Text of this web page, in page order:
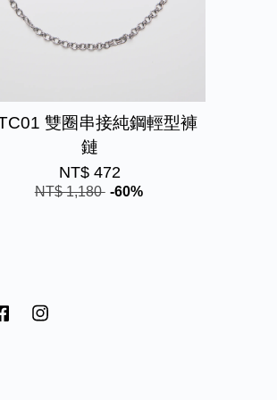
雙圈串接純鋼輕型褲
鏈
NT$ 472
NT$ 1,180 -60%
Facebook